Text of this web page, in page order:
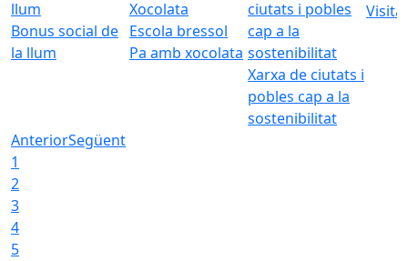
Bonus social de
la llum
Escola bressol
Pa amb xocolata
Xarxa de ciutats i
pobles cap a la
sostenibilitat
Visita
AnteriorSegüent
1
2
3
4
5